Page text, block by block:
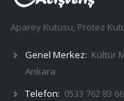
Aparey Kutusu, Protez
Genel Merkez: Kültür
Ankara
Telefon: 0533 762 83 66